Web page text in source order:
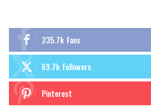
235.7k Fans
69.7k Followers
Pinterest